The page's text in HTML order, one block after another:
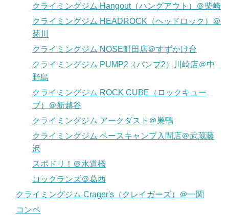
クライミングジム Hangout（ハングアウト）＠柴崎
クライミングジム HEADROCK（ヘッドロック）＠
菊川
クライミングジム NOSE町田店＠すずかけ台
クライミングジム PUMP2（パンプ2）川崎店＠中
野島
クライミングジム ROCK CUBE（ロックキュー
ブ）＠新越谷
クライミングジム アークダスト＠巣鴨
クライミングジム ベースキャンプ入間店＠武蔵藤
沢
スポドリ！＠水道橋
ロックランズ＠葛西
クライミングジム Crager's（クレイガーズ）＠一関
コンペ